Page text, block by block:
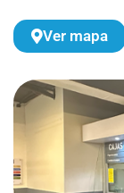
Ver mapa